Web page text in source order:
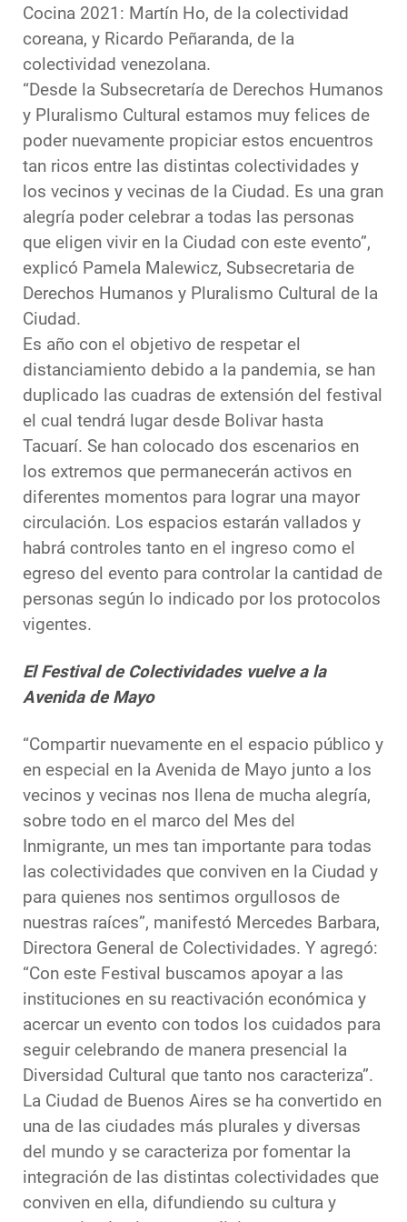
Cocina 2021: Martín Ho, de la colectividad
coreana, y Ricardo Peñaranda, de la
colectividad venezolana.
“Desde la Subsecretaría de Derechos Humanos
y Pluralismo Cultural estamos muy felices de
poder nuevamente propiciar estos encuentros
tan ricos entre las distintas colectividades y
los vecinos y vecinas de la Ciudad. Es una gran
alegría poder celebrar a todas las personas
que eligen vivir en la Ciudad con este evento”,
explicó Pamela Malewicz, Subsecretaria de
Derechos Humanos y Pluralismo Cultural de la
Ciudad.
Es año con el objetivo de respetar el
distanciamiento debido a la pandemia, se han
duplicado las cuadras de extensión del festival
el cual tendrá lugar desde Bolivar hasta
Tacuarí. Se han colocado dos escenarios en
los extremos que permanecerán activos en
diferentes momentos para lograr una mayor
circulación. Los espacios estarán vallados y
habrá controles tanto en el ingreso como el
egreso del evento para controlar la cantidad de
personas según lo indicado por los protocolos
vigentes.
El Festival de Colectividades vuelve a la
Avenida de Mayo
“Compartir nuevamente en el espacio público y
en especial en la Avenida de Mayo junto a los
vecinos y vecinas nos llena de mucha alegría,
sobre todo en el marco del Mes del
Inmigrante, un mes tan importante para todas
las colectividades que conviven en la Ciudad y
para quienes nos sentimos orgullosos de
nuestras raíces”, manifestó Mercedes Barbara,
Directora General de Colectividades. Y agregó:
“Con este Festival buscamos apoyar a las
instituciones en su reactivación económica y
acercar un evento con todos los cuidados para
seguir celebrando de manera presencial la
Diversidad Cultural que tanto nos caracteriza”.
La Ciudad de Buenos Aires se ha convertido en
una de las ciudades más plurales y diversas
del mundo y se caracteriza por fomentar la
integración de las distintas colectividades que
conviven en ella, difundiendo su cultura y